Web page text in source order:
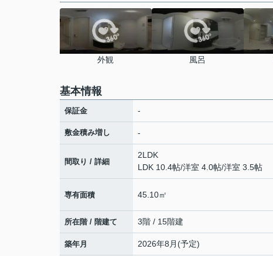
外観 風呂
基本情報
保証金 -
敷金積み増し -
間取り / 詳細
2LDK
LDK 10.4帖/洋室 4.0帖/洋室 3.5帖
専有面積 45.10㎡
所在階 / 階建て 3階 / 15階建
築年月 2026年8月(予定)